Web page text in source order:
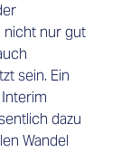
nicht nur gut
sein. Ein
dazu
Wandel